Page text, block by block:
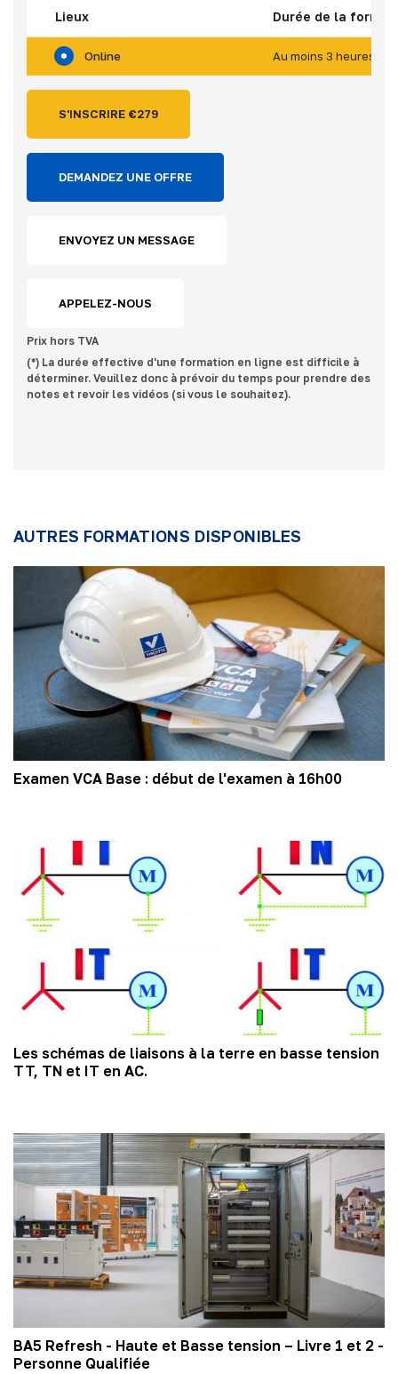
Lieux Durée de la
Online Au moins 3 heures (*)
S'INSCRIRE €279
DEMANDEZ UNE OFFRE
ENVOYEZ UN MESSAGE
APPELEZ-NOUS
Prix hors TVA
(*) La durée effective d'une formation en ligne est difficile à
déterminer. Veuillez donc à prévoir du temps pour prendre des
notes et revoir les vidéos (si vous le souhaitez).
AUTRES FORMATIONS DISPONIBLES
Examen VCA Base : début de l'examen à 16h00
Les schémas de liaisons à la terre en basse tension
TT, TN et IT en AC.
BA5 Refresh - Haute et Basse tension – Livre 1 et 2 -
Personne Qualifiée